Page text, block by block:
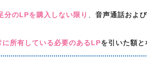
分のLPを購入しない限り
音声通話およ
に所有している必要のあるLPを引いた額